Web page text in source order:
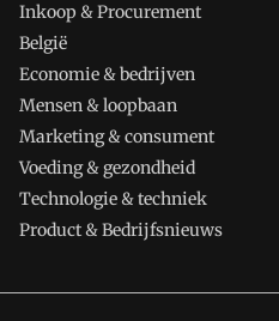
Inkoop & Procurement
België
Economie & bedrijven
Mensen & loopbaan
Marketing & consument
Voeding & gezondheid
Technologie & techniek
Product & Bedrijfsnieuws